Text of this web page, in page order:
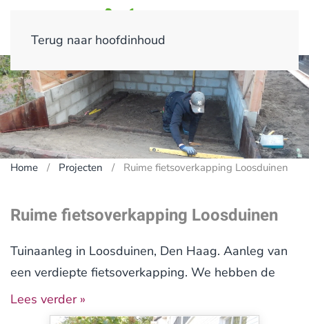
Terug naar hoofdinhoud
Home Projecten Ruime fietsoverkapping Loosduinen
Ruime fietsoverkapping Loosduinen
Tuinaanleg in Loosduinen, Den Haag. Aanleg van
een verdiepte fietsoverkapping. We hebben de
voortuin geheel opnieuw aangelegd. We hebben
een ruime fietsoverkapping gebouwd geheel naar
Lees verder »